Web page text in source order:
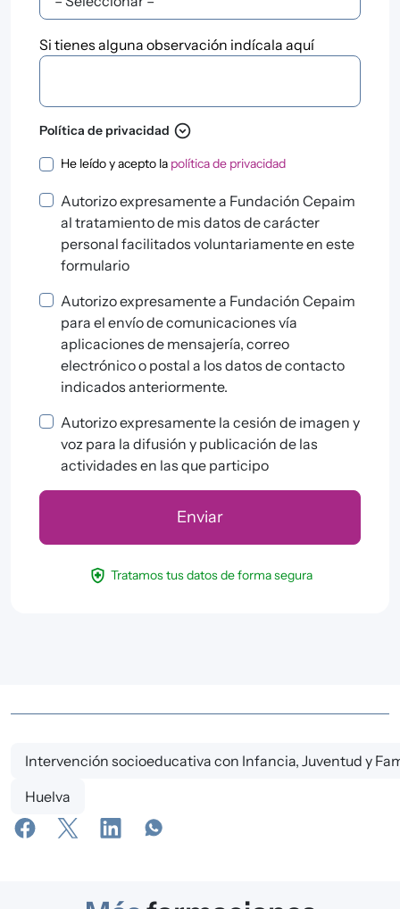
Si tienes alguna observación indícala aquí
Si tienes alguna observación indícala aquí
Política de privacidad expand_circle_down
Política de privacidad
He leído y acepto la política de privacidad
Autorizo expresamente a Fundación Cepaim
al tratamiento de mis datos de carácter
personal facilitados voluntariamente en este
formulario
Autorizo expresamente a Fundación Cepaim
para el envío de comunicaciones vía
aplicaciones de mensajería, correo
electrónico o postal a los datos de contacto
indicados anteriormente.
Autorizo expresamente la cesión de imagen y
voz para la difusión y publicación de las
actividades en las que participo
health_and_safety Tratamos tus datos de forma segura
Intervención socioeducativa con Infancia, Juventud y
Huelva